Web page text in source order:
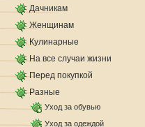
Дачникам
Женщинам
Кулинарные
На все случаи жизни
Перед покупкой
Разные
Уход за обувью
Уход за одеждой